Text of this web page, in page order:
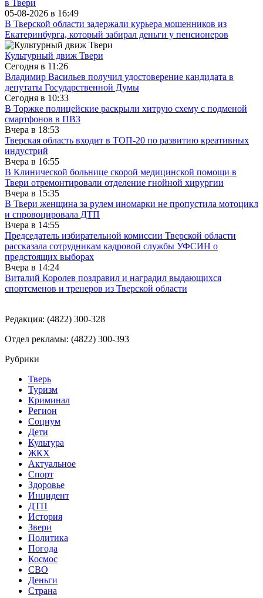
в Твери
05-08-2026 в 16:49
В Тверской области задержали курьера мошенников из
Екатеринбурга, который забирал деньги у пенсионеров
Культурный движ Твери
Сегодня в 11:26
Владимир Васильев получил удостоверение кандидата в
депутаты Государственной Думы
Сегодня в 10:33
В Торжке полицейские раскрыли хитрую схему с подменой
смартфонов в ПВЗ
Вчера в 18:53
Тверская область входит в ТОП-20 по развитию креативных
индустрий
Вчера в 16:55
В Клинической больнице скорой медицинской помощи в
Твери отремонтировали отделение гнойной хирургии
Вчера в 15:35
В Твери женщина за рулем иномарки не пропустила мотоцикл
и спровоцировала ДТП
Вчера в 14:55
Председатель избирательной комиссии Тверской области
рассказала сотрудникам кадровой службы УФСИН о
предстоящих выборах
Вчера в 14:24
Виталий Королев поздравил и наградил выдающихся
спортсменов и тренеров из Тверской области
Редакция: (4822) 300-328
Отдел рекламы: (4822) 300-393
Рубрики
Тверь
Туризм
Криминал
Регион
Социум
Дети
Культура
ЖКХ
Актуальное
Спорт
Здоровье
Инцидент
ДТП
История
Звери
Политика
Погода
Космос
СВО
Деньги
Страна